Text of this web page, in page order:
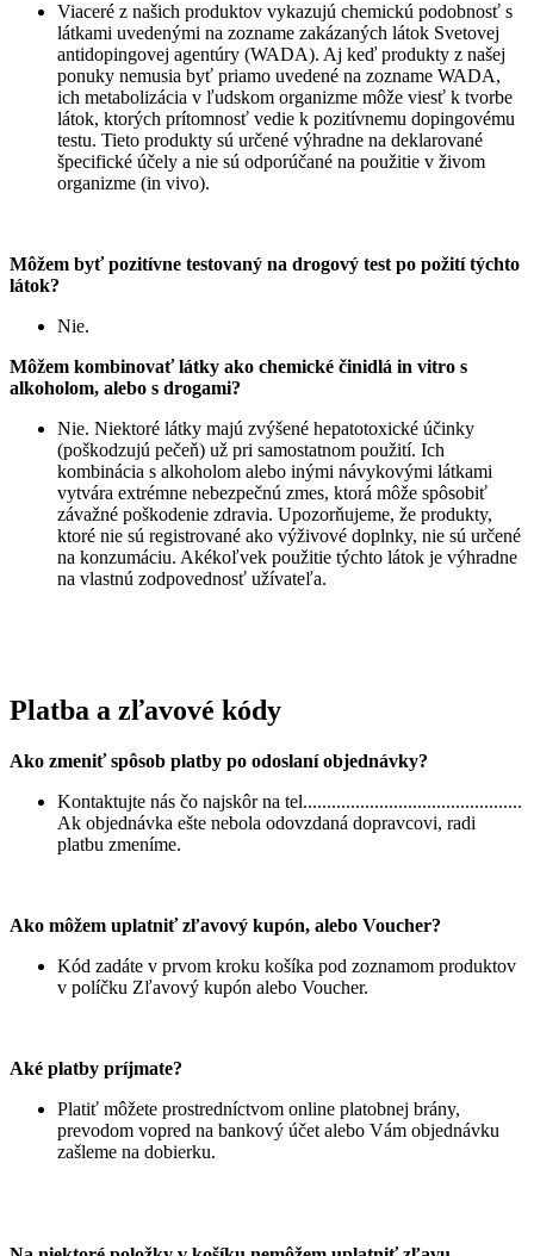
Viaceré z našich produktov vykazujú chemickú podobnosť s
látkami uvedenými na zozname zakázaných látok Svetovej
antidopingovej agentúry (WADA). Aj keď produkty z našej
ponuky nemusia byť priamo uvedené na zozname WADA,
ich metabolizácia v ľudskom organizme môže viesť k tvorbe
látok, ktorých prítomnosť vedie k pozitívnemu dopingovému
testu. Tieto produkty sú určené výhradne na deklarované
špecifické účely a nie sú odporúčané na použitie v živom
organizme (in vivo).
Môžem byť pozitívne testovaný na drogový test po požití týchto
látok?
Nie.
Môžem kombinovať látky ako chemické činidlá in vitro s
alkoholom, alebo s drogami?
Nie. Niektoré látky majú zvýšené hepatotoxické účinky
(poškodzujú pečeň) už pri samostatnom použití. Ich
kombinácia s alkoholom alebo inými návykovými látkami
vytvára extrémne nebezpečnú zmes, ktorá môže spôsobiť
závažné poškodenie zdravia. Upozorňujeme, že produkty,
ktoré nie sú registrované ako výživové doplnky, nie sú určené
na konzumáciu. Akékoľvek použitie týchto látok je výhradne
na vlastnú zodpovednosť užívateľa.
Platba a zľavové kódy
Ako zmeniť spôsob platby po odoslaní objednávky?
Kontaktujte nás čo najskôr na tel..............................................
Ak objednávka ešte nebola odovzdaná dopravcovi, radi
platbu zmeníme.
Ako môžem uplatniť zľavový kupón, alebo Voucher?
Kód zadáte v prvom kroku košíka pod zoznamom produktov
v políčku Zľavový kupón alebo Voucher.
Aké platby príjmate?
Platiť môžete prostredníctvom online platobnej brány,
prevodom vopred na bankový účet alebo Vám objednávku
zašleme na dobierku.